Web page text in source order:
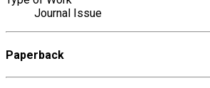
Journal Issue
Paperback